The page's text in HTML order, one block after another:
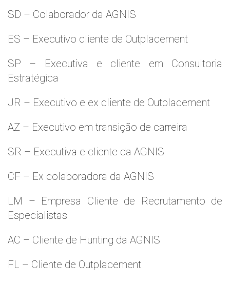
SD – Colaborador da AGNIS
ES – Executivo cliente de Outplacement
SP – Executiva e cliente em Consultoria
Estratégica
JR – Executivo e ex cliente de Outplacement
AZ – Executivo em transição de carreira
SR – Executiva e cliente da AGNIS
CF – Ex colaboradora da AGNIS
LM – Empresa Cliente de Recrutamento de
Especialistas
AC – Cliente de Hunting da AGNIS
FL – Cliente de Outplacement